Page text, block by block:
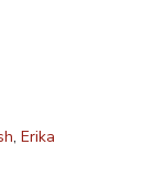
Erika